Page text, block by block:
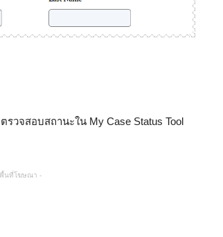
วจสอบสถานะใน My Case Status Tool
พื้นที่โฆษณา -